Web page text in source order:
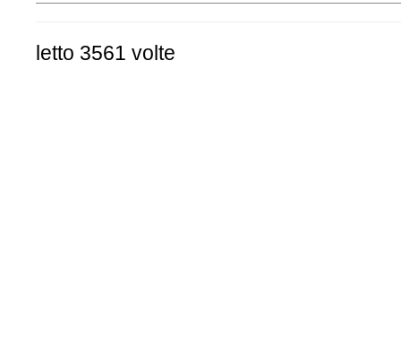
letto 3561 volte